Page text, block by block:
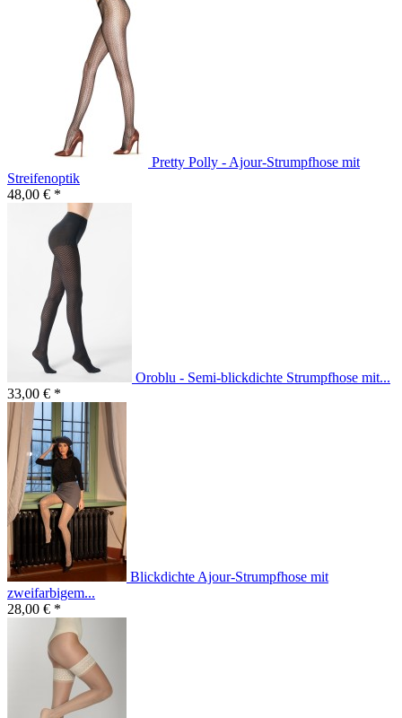
Pretty Polly - Ajour-Strumpfhose mit
Streifenoptik
48,00 € *
Oroblu - Semi-blickdichte Strumpfhose mit...
33,00 € *
Blickdichte Ajour-Strumpfhose mit
zweifarbigem...
28,00 € *